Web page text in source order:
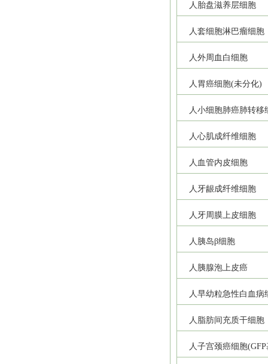
人胎盘滋养层细胞
人套细胞淋巴瘤细胞
人外周血白细胞
人胃癌细胞(未分化)
人小细胞肺癌肺转移
人心肌成纤维细胞
人血管内皮细胞
人牙龈成纤维细胞
人牙周膜上皮细胞
人胰岛β细胞
人胰腺泡上皮癌
人早幼粒急性白血病
人脂肪间充质干细胞
人子宫颈癌细胞